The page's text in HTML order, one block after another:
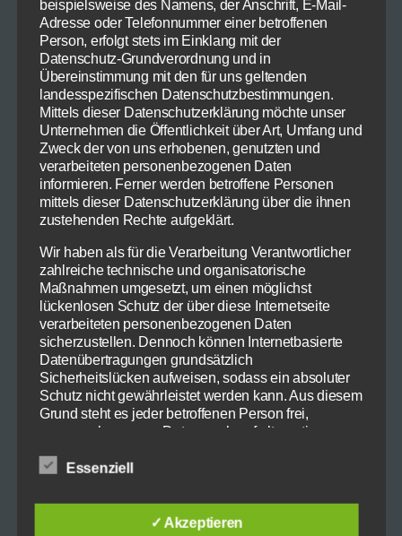
bedarf der Vorbereitung. Sollten Sie das also
morgen kochen wollen, sollten Sie heute eine
Entenbrust zu Hause haben. Ritzen Sie die
Hautseite rautenförmig ein. geben Sie ein oder
zwei Löffel Honig darüber (Ich mag keine
Schleichwerbung, aber mein persönlicher
Favorit ist der Waldhonig aus dem Piemont von
Breitsamer) ein wenig frisch gemahlenen
Pfeffer (Mörser!) und lassen Sie das Ganze in
Alufolie geschlagen bis morgen ruhen.
Des weiteren brauchen einen kleinen Kopf
Blaukraut (oder Rotkohl, je nachdem aus
welchem Teil Deutschlands Sie kommen).
Schneiden Sie das Kraut in feine (FEINE!)
Streifen, werfen Sie den Strunk und alle alten
und welken Blätter in den (Bio)Müll und
gießen Sie 1/4 Liter kochenden Rotwein
darüber. Lassen Sie das Kraut über Nacht
marinieren.
Nun denn:
Gießen Sie das Kraut ab, lassen Sie es in einem
beispielsweise des Namens, der Anschrift, E-Mail-
Adresse oder Telefonnummer einer betroffenen
Person, erfolgt stets im Einklang mit der
Datenschutz-Grundverordnung und in
Übereinstimmung mit den für uns geltenden
landesspezifischen Datenschutzbestimmungen.
Mittels dieser Datenschutzerklärung möchte unser
Unternehmen die Öffentlichkeit über Art, Umfang und
Zweck der von uns erhobenen, genutzten und
verarbeiteten personenbezogenen Daten
informieren. Ferner werden betroffene Personen
mittels dieser Datenschutzerklärung über die ihnen
zustehenden Rechte aufgeklärt.
Wir haben als für die Verarbeitung Verantwortlicher
zahlreiche technische und organisatorische
Maßnahmen umgesetzt, um einen möglichst
lückenlosen Schutz der über diese Internetseite
verarbeiteten personenbezogenen Daten
sicherzustellen. Dennoch können Internetbasierte
Datenübertragungen grundsätzlich
Sicherheitslücken aufweisen, sodass ein absoluter
Schutz nicht gewährleistet werden kann. Aus diesem
Grund steht es jeder betroffenen Person frei,
personenbezogene Daten auch auf alternativen
übermitteln.
Begriffsbestimmungen
Die Datenschutzerklärung beruht auf den
Essenziell
✓ Akzeptieren